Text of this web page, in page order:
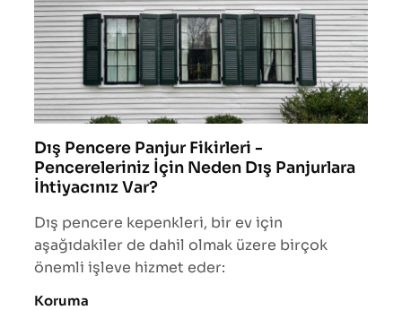
Dış Pencere Panjur Fikirleri -
Pencereleriniz İçin Neden Dış Panjurlara
İhtiyacınız Var?
Dış pencere kepenkleri, bir ev için
aşağıdakiler de dahil olmak üzere birçok
önemli işleve hizmet eder:
Koruma